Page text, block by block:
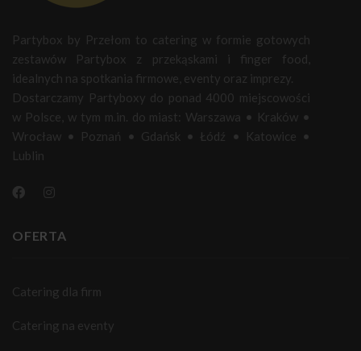
Partybox by Przełom to catering w formie gotowych
zestawów Partybox z przekąskami i finger food,
idealnych na spotkania firmowe, eventy oraz imprezy.
Dostarczamy Partyboxy do ponad 4000 miejscowości
w Polsce, w tym m.in. do miast: Warszawa • Kraków •
Wrocław • Poznań • Gdańsk • Łódź • Katowice •
Lublin
OFERTA
Catering dla firm
Catering na eventy